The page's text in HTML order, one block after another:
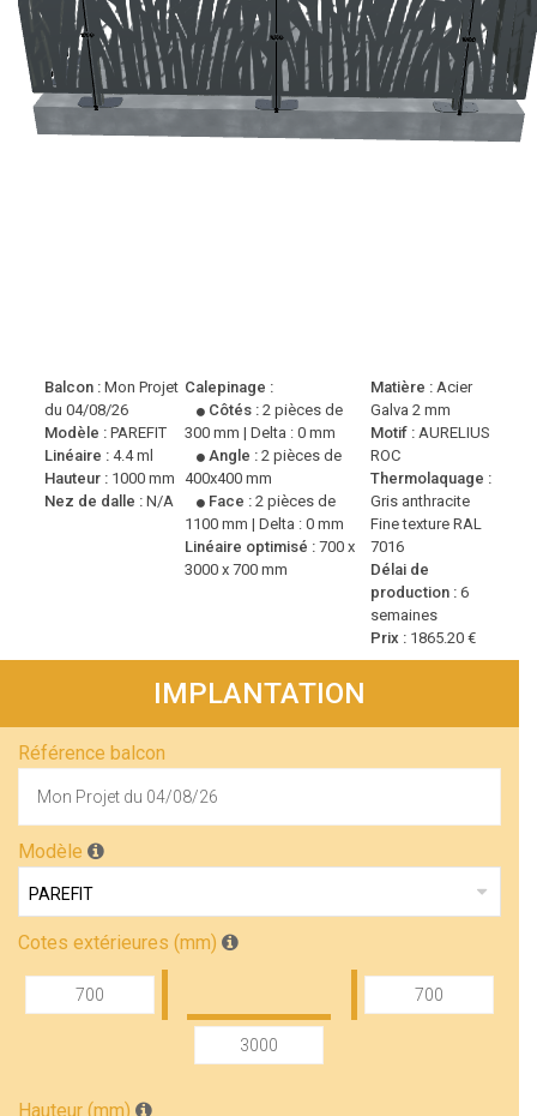
Balcon : Mon Projet
du 04/08/26
Modèle : PAREFIT
Linéaire : 4.4 ml
Hauteur : 1000 mm
Nez de dalle : N/A
Calepinage :
Côtés : 2 pièces de
300 mm | Delta : 0 mm
Angle : 2 pièces de
400x400 mm
Face : 2 pièces de
1100 mm | Delta : 0 mm
Linéaire optimisé : 700 x
3000 x 700 mm
Matière : Acier
Galva 2 mm
Motif : AURELIUS
ROC
Thermolaquage :
Gris anthracite
Fine texture RAL
7016
Délai de
production :6
semaines
Prix : 1865.20 €
IMPLANTATION
Référence balcon
Modèle
Cotes extérieures (mm)
Hauteur (mm)